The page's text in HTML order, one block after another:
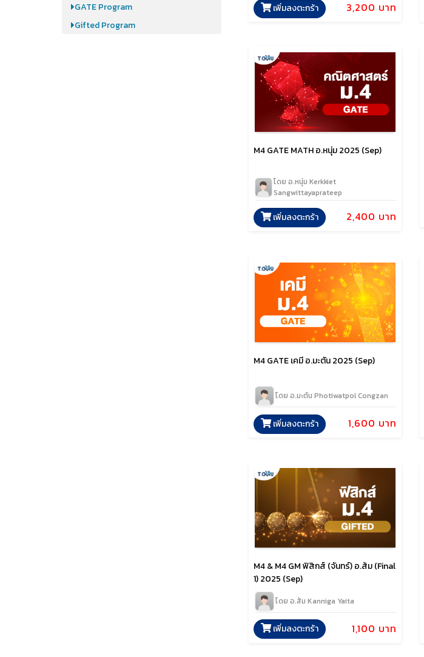
GATE Program
Gifted Program
3,200 บาท
เพิ่มลงตะกร้า
M4 GATE MATH อ.หนุ่ม 2025 (Sep)
โดย อ.หนุ่ม Kerkkiet
Sangwittayaprateep
2,400 บาท
เพิ่มลงตะกร้า
M4 GATE เคมี อ.มะตัน 2025 (Sep)
โดย อ.มะตัน Photiwatpol Congzan
1,600 บาท
เพิ่มลงตะกร้า
M4 & M4 GM ฟิสิกส์ (จันทร์) อ.ส้ม (Final
1) 2025 (Sep)
โดย อ.ส้ม Kanniga Yaita
1,100 บาท
เพิ่มลงตะกร้า